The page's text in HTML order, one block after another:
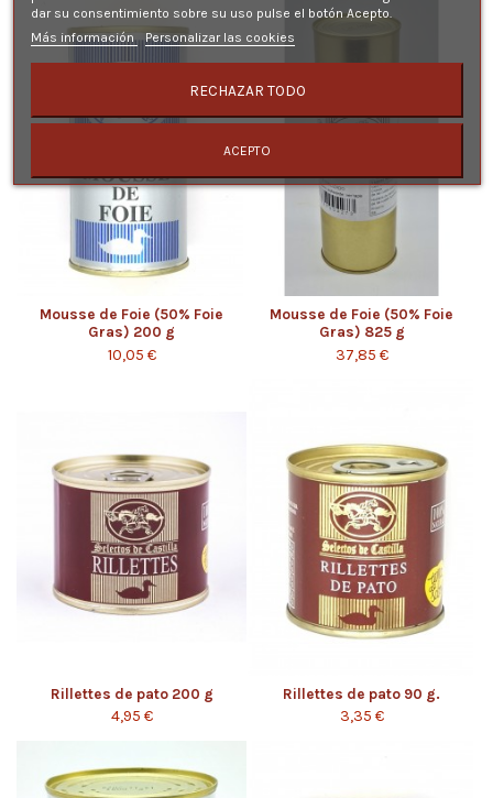
Mousse de Foie (50% Foie
Gras) 200 g
10,05 €
Mousse de Foie (50% Foie
Gras) 825 g
37,85 €
Rillettes de pato 200 g
4,95 €
Rillettes de pato 90 g.
3,35 €
dar su consentimiento sobre su uso pulse el botón Acepto.
Más información
Personalizar las cookies
RECHAZAR TODO
ACEPTO